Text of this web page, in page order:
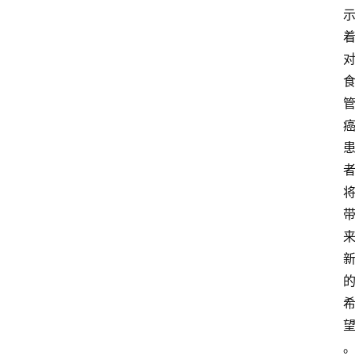
示
着
对
食
管
癌
患
者
将
带
来
新
的
希
望
。